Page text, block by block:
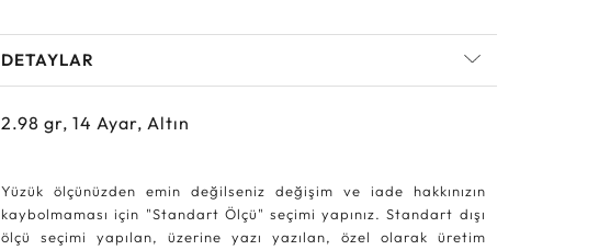
DETAYLAR
2.98gr,14Ayar, Altın
Yüzük ölçünüzden emin değilseniz değişim ve iade hakkınızın
kaybolmaması için "Standart Ölçü" seçimi yapınız. Standart dışı
ölçü seçimi yapılan, üzerine yazı yazılan, özel olarak üretim